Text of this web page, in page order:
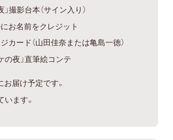
」撮影台本（サイン入り）
お名前をクレジット
カード（山田佳奈または亀島一徳）
の夜」直筆絵コンテ
届け予定です。
ます。